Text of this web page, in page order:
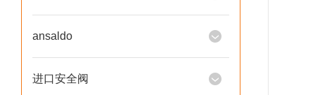
ansaldo
进口安全阀